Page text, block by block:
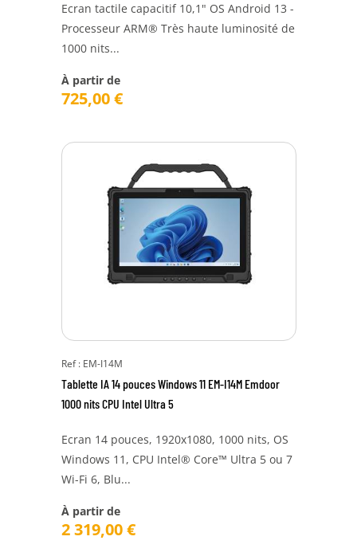
Ecran tactile capacitif 10,1" OS Android 13 -
Processeur ARM® Très haute luminosité de
1000 nits...
À partir de
725,00€
Ref : EM-I14M
Tablette IA 14 pouces Windows 11 EM-I14M Emdoor
1000 nits CPU Intel Ultra 5
Ecran 14 pouces, 1920x1080, 1000 nits, OS
Windows 11, CPU Intel® Core™ Ultra 5 ou 7
Wi-Fi 6, Blu...
À partir de
2 319,00€